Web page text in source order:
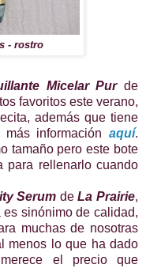
- rostro
Micelar Pur de
favoritos este verano,
además que tiene
información aquí.
tamaño pero este bote
para rellenarlo cuando
Serum deLa Prairie,
sinónimo de calidad,
muchas de nosotras
menos lo que ha dado
el precio que